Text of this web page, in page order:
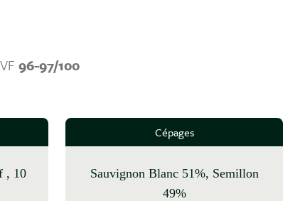
96-97/100
Cépages
Sauvignon Blanc 51%, Semillon
49%